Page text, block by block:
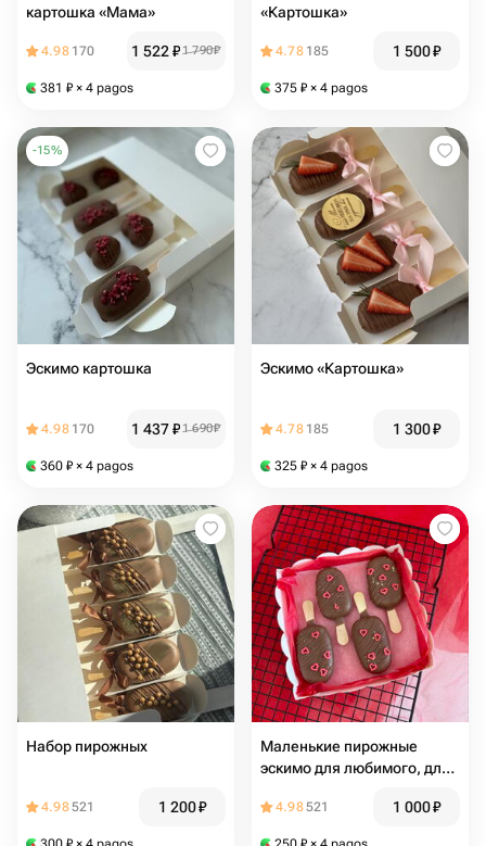
картошка «Мама»
4.98 170 1 522₽1 790₽
381 ₽ × 4 pagos
«Картошка»
4.78 185 1 500₽
375 ₽ × 4 pagos
-15%
Эскимо картошка
4.98 170 1 437₽1 690₽
360 ₽ × 4 pagos
Эскимо «Картошка»
4.78 185 1 300₽
325 ₽ × 4 pagos
Набор пирожных
4.98521 1 200₽
Маленькие пирожные
эскимо для любимого, для
4.98521 1 000₽